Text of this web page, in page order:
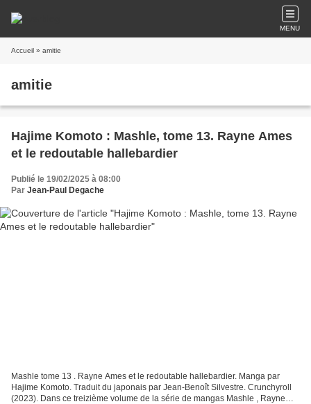
MENU
Accueil » amitie
amitie
Hajime Komoto : Mashle, tome 13. Rayne Ames
et le redoutable hallebardier
Publié le 19/02/2025 à 08:00
Par Jean-Paul Degache
Mashle tome 13 . Rayne Ames et le redoutable hallebardier. Manga par
Hajime Komoto. Traduit du japonais par Jean-Benoît Silvestre. Crunchyroll
(2023). Dans ce treizième volume de la série de mangas Mashle , Rayne